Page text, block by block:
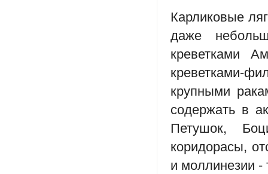
Карликовые
даже
креветками
креветками-
крупными
содержать в
Петушок,
коридорасы,
и моллинезии -